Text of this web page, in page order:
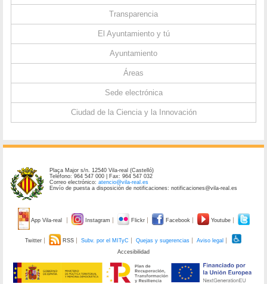
Transparencia
El Ayuntamiento y tú
Ayuntamiento
Áreas
Sede electrónica
Ciudad de la Ciencia y la Innovación
Plaça Major s/n. 12540 Vila-real (Castelló)
Teléfono: 964 547 000 | Fax: 964 547 032
Correo electrónico:atencio@vila-real.es
Envío de puesta a disposición de notificaciones: notificaciones@vila-real.es
App Vila-real Instagram Flickr Facebook Youtube
Twitter RSS Subv. por el MITyC Quejas y sugerencias
Aviso legal
Accesibilidad